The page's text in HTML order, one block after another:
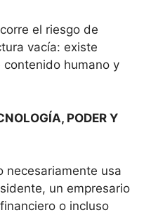
el riesgo de
vacía: existe
humano y
PODER Y
necesariamente usa
un empresario
o incluso